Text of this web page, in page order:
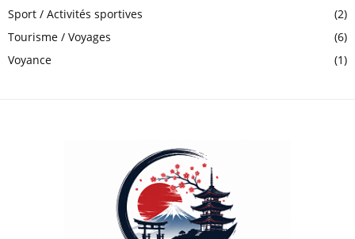
Sport / Activités sportives
(2)
Tourisme / Voyages
(6)
Voyance
(1)